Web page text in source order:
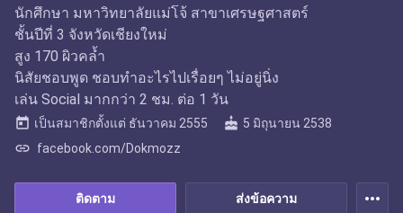
ส่งข้อความ
ติดตาม
นักศึกษา มหาวิทยาลัยแม่โจ้ สาขาเศรษฐศาสตร์
ชั้นปีที่ 3 จังหวัดเชียงใหม่
สูง 170 ผิวคล้ำ
นิสัยชอบพูด ชอบทำอะไรไปเรื่อยๆ ไม่อยู่นิ่ง
เล่น Social มากกว่า 2 ชม. ต่อ 1 วัน
today เป็นสมาชิกตั้งแต่ ธันวาคม 2555 cake 5 มิถุนายน 2538
link facebook.com/Dokmozz
more_horiz